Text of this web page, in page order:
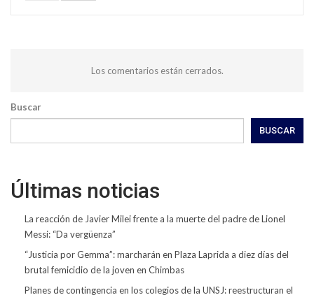
Los comentarios están cerrados.
Buscar
BUSCAR
Últimas noticias
La reacción de Javier Milei frente a la muerte del padre de Lionel
Messi: “Da vergüenza”
“Justicia por Gemma”: marcharán en Plaza Laprida a diez días del
brutal femicidio de la joven en Chimbas
Planes de contingencia en los colegios de la UNSJ: reestructuran el